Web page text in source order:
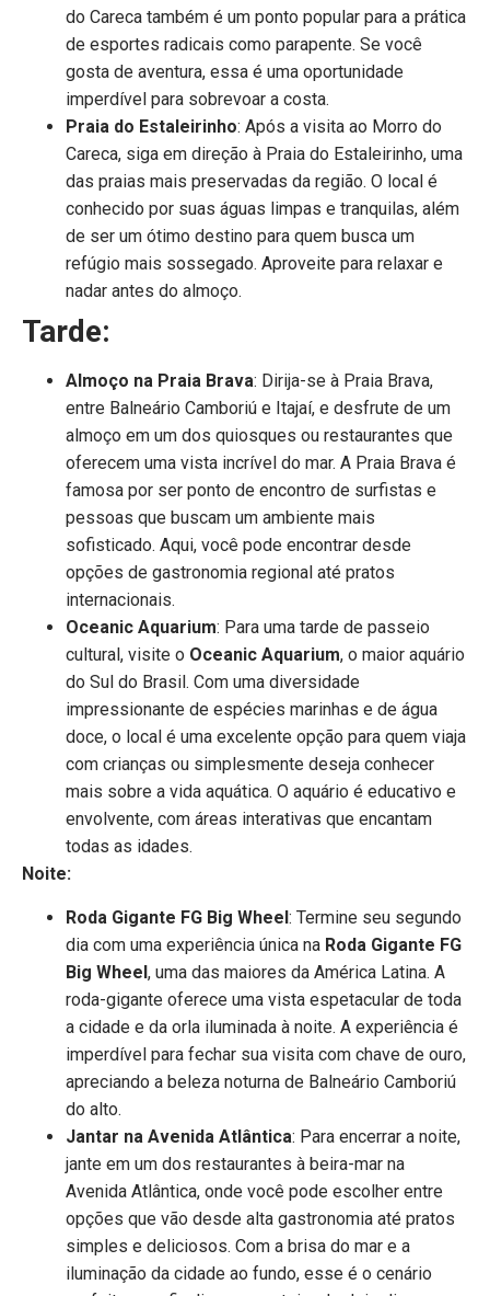
do Careca também é um ponto popular para a prática
de esportes radicais como parapente. Se você
gosta de aventura, essa é uma oportunidade
imperdível para sobrevoar a costa.
Praia do Estaleirinho: Após a visita ao Morro do
Careca, siga em direção à Praia do Estaleirinho, uma
das praias mais preservadas da região. O local é
conhecido por suas águas limpas e tranquilas, além
de ser um ótimo destino para quem busca um
refúgio mais sossegado. Aproveite para relaxar e
nadar antes do almoço.
Tarde:
Almoço na Praia Brava: Dirija-se à Praia Brava,
entre Balneário Camboriú e Itajaí, e desfrute de um
almoço em um dos quiosques ou restaurantes que
oferecem uma vista incrível do mar. A Praia Brava é
famosa por ser ponto de encontro de surfistas e
pessoas que buscam um ambiente mais
sofisticado. Aqui, você pode encontrar desde
opções de gastronomia regional até pratos
internacionais.
Oceanic Aquarium: Para uma tarde de passeio
cultural, visite o Oceanic Aquarium, o maior aquário
do Sul do Brasil. Com uma diversidade
impressionante de espécies marinhas e de água
doce, o local é uma excelente opção para quem viaja
com crianças ou simplesmente deseja conhecer
mais sobre a vida aquática. O aquário é educativo e
envolvente, com áreas interativas que encantam
todas as idades.
Noite:
Roda Gigante FG Big Wheel: Termine seu segundo
dia com uma experiência única na Roda Gigante FG
Big Wheel, uma das maiores da América Latina. A
roda-gigante oferece uma vista espetacular de toda
a cidade e da orla iluminada à noite. A experiência é
imperdível para fechar sua visita com chave de ouro,
apreciando a beleza noturna de Balneário Camboriú
do alto.
Jantar na Avenida Atlântica: Para encerrar a noite,
jante em um dos restaurantes à beira-mar na
Avenida Atlântica, onde você pode escolher entre
opções que vão desde alta gastronomia até pratos
simples e deliciosos. Com a brisa do mar e a
iluminação da cidade ao fundo, esse é o cenário